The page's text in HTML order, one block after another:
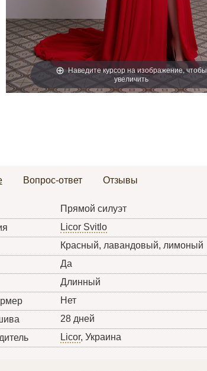
Наведите курсор на изображение, чтобы
увеличить
Вопрос-ответ Отзывы
Прямой силуэт
Licor Svitlo
Красный, лавандовый, лимоный
Да
Длинный
Нет
28 дней
Licor, Украина